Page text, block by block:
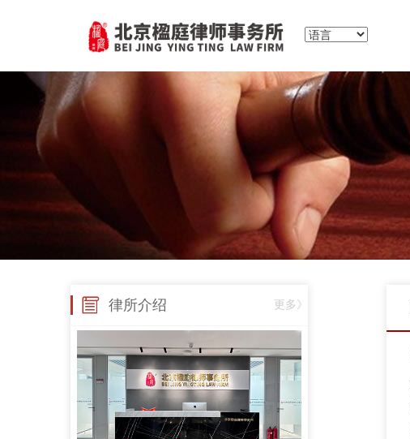
律所介绍 更多》
任黎明
律师
手机号：
政企磋商、商事谈判、企业常法、投融资咨询服务及民商事诉讼等